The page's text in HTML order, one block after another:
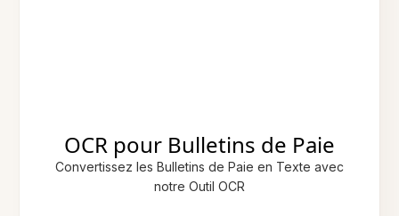
OCR pour Bulletins de Paie
Convertissez les Bulletins de Paie en Texte avec
notre Outil OCR